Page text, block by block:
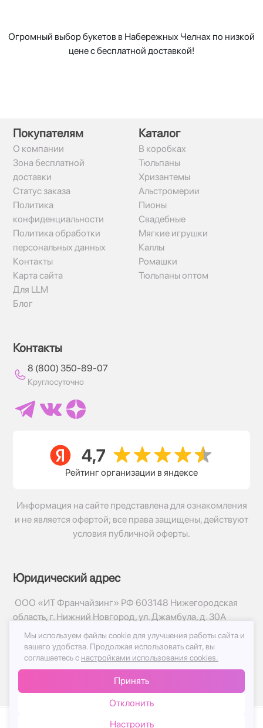
Огромный выбор букетов в Набережных Челнах по низкой
цене с бесплатной доставкой!
Покупателям
О компании
Зона бесплатной
доставки
Статус заказа
Политика
конфиденциальности
Политика обработки
персональных данных
Контакты
Карта сайта
Для LLM
Блог
Каталог
В коробках
Тюльпаны
Хризантемы
Альстромерии
Пионы
Свадебные
Мягкие игрушки
Каллы
Ромашки
Тюльпаны оптом
Контакты
8 (800) 350-89-07
Круглосуточно
Рейтинг организации в яндексе
Информация на сайте представлена для ознакомления
и не является офертой; все права защищены, действуют
условия публичной оферты.
Юридический адрес
ООО «ИТ Франчайзинг» РФ 603148 Нижегородская
область, г. Нижний Новгород, ул. Джамбула, д. 30А
© 2017-2026г, База Цветов 24.ру
Политика конфиденциальности
Публичная оферта
Мы используем файлы cookie для улучшения работы сайта и
вашего удобства. Продолжая использовать сайт, вы
соглашаетесь с настройками использования cookies.
Принять
Отклонить
Настроить